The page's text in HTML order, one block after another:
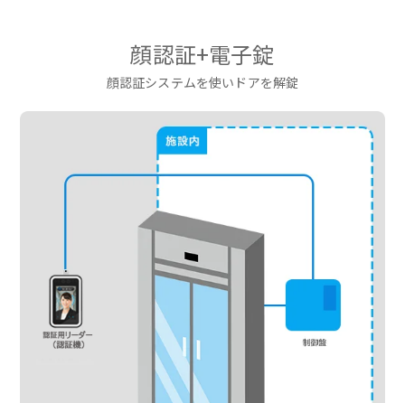
顔認証+電子錠
顔認証システムを使いドアを解錠